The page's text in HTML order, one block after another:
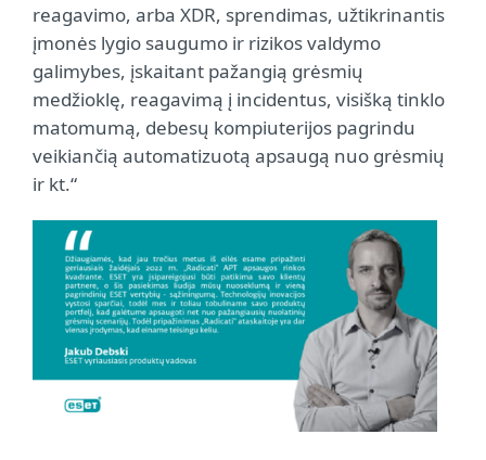
reagavimo, arba XDR, sprendimas, užtikrinantis
įmonės lygio saugumo ir rizikos valdymo
galimybes, įskaitant pažangią grėsmių
medžioklę, reagavimą į incidentus, visišką tinklo
matomumą, debesų kompiuterijos pagrindu
veikiančią automatizuotą apsaugą nuo grėsmių
ir kt.“